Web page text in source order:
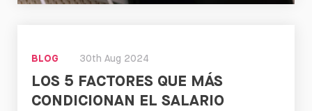
BLOG 30th Aug 2024
LOS 5 FACTORES QUE MÁS
CONDICIONAN EL SALARIO